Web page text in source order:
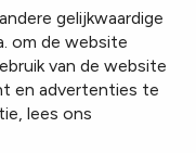
gelijkwaardige
om de website
van de website
en advertenties te
lees ons